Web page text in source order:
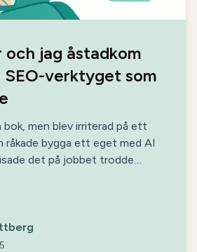
och jag åstadkom
verktyget som
bok, men blev irriterad på ett
råkade bygga ett eget med AI
det på jobbet trodde